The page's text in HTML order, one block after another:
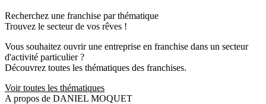
Recherchez une franchise par thématique
Trouvez le secteur de vos rêves !
Vous souhaitez ouvrir une entreprise en franchise dans un secteur
d'activité particulier ?
Découvrez toutes les thématiques des franchises.
Voir toutes les thématiques
A propos de DANIEL MOQUET